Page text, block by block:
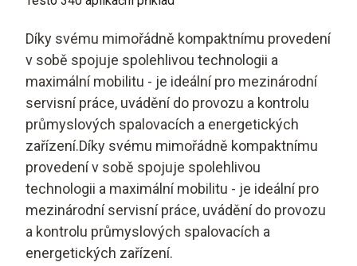
Díky svému mimořádně kompaktnímu provedení
v sobě spojuje spolehlivou technologii a
maximální mobilitu - je ideální pro mezinárodní
servisní práce, uvádění do provozu a kontrolu
průmyslových spalovacích a energetických
zařízení.Díky svému mimořádně kompaktnímu
provedení v sobě spojuje spolehlivou
technologii a maximální mobilitu - je ideální pro
mezinárodní servisní práce, uvádění do provozu
a kontrolu průmyslových spalovacích a
energetických zařízení.